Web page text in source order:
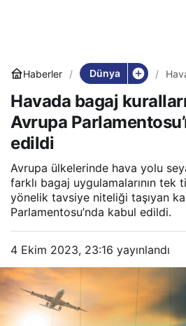
Haberler Dünya
edildi
Havada bagaj
Avrupa
edildi
Avrupa ülkelerinde hava yolu
farklı bagaj uygulamalarının tek
yönelik tavsiye niteliği taşıyan
Parlamentosu’nda kabul edildi.
4 Ekim 2023, 23:16 yayınlandı